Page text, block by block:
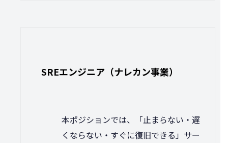
SREエンジニア（ナレカン事業）
本ポジションでは、「止まらない・遅
くならない・すぐに復旧できる」サー